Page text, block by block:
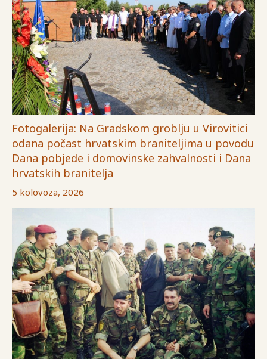
Fotogalerija: Na Gradskom groblju u Virovitici
odana počast hrvatskim braniteljima u povodu
Dana pobjede i domovinske zahvalnosti i Dana
hrvatskih branitelja
5 kolovoza, 2026